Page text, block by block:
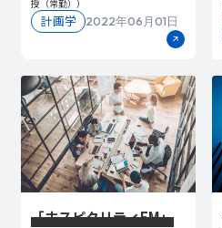
授（常勤））
2022年06月01日
計画学
「ホスピタリティFM」